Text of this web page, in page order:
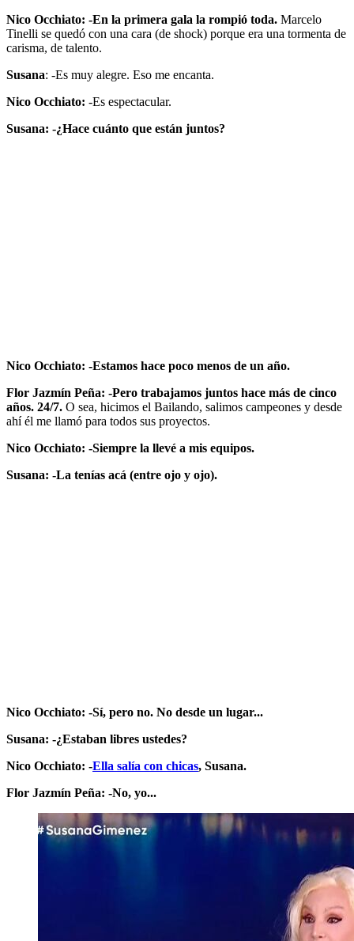
Nico Occhiato: -En la primera gala la rompió toda. Marcelo
Tinelli se quedó con una cara (de shock) porque era una tormenta de
carisma, de talento.
Susana: -Es muy alegre. Eso me encanta.
Nico Occhiato: -Es espectacular.
Susana: -¿Hace cuánto que están juntos?
Nico Occhiato: -Estamos hace poco menos de un año.
Flor Jazmín Peña: -Pero trabajamos juntos hace más de cinco
años. 24/7. O sea, hicimos el Bailando, salimos campeones y desde
ahí él me llamó para todos sus proyectos.
Nico Occhiato: -Siempre la llevé a mis equipos.
Susana: -La tenías acá (entre ojo y ojo).
Nico Occhiato: -Sí, pero no. No desde un lugar...
Susana: -¿Estaban libres ustedes?
Nico Occhiato: -Ella salía con chicas, Susana.
Flor Jazmín Peña: -No, yo...